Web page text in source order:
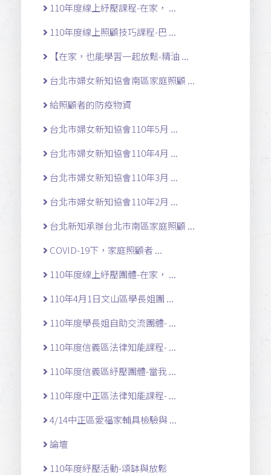
110年度線上紓壓課程-在家， ...
110年度線上照顧技巧課程-巴 ...
【在家，也能學習一起放鬆-精油 ...
台北市婦女新知協會南區家庭照顧 ...
給照顧者的防疫物資
台北市婦女新知協會110年5月 ...
台北市婦女新知協會110年4月 ...
台北市婦女新知協會110年3月 ...
台北市婦女新知協會110年2月 ...
台北新知承辦台北市南區家庭照顧 ...
COVID-19下，家庭照顧者 ...
110年度線上紓壓團體-在家， ...
110年4月1日文山區學長姐團 ...
110年度學長姐自助交流團體- ...
110年度信義區法律知能課程- ...
110年度信義區紓壓團體-當我 ...
110年度中正區法律知能課程- ...
4/14中正區愛福家輔具檢驗與 ...
論壇
110年度紓壓活動-頌缽與放鬆